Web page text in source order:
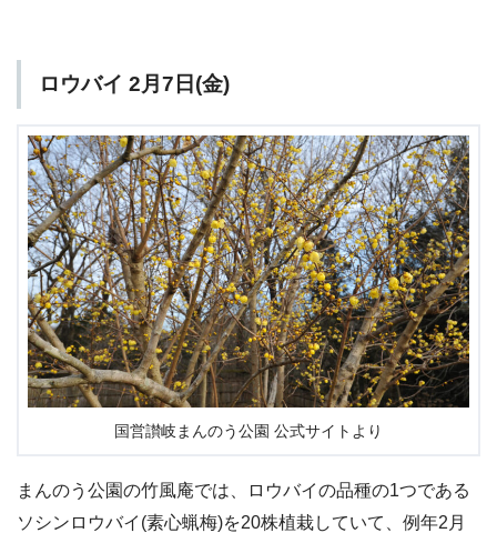
ロウバイ 2月7日(金)
国営讃岐まんのう公園 公式サイトより
まんのう公園の竹風庵では、ロウバイの品種の1つである
ソシンロウバイ(素心蝋梅)を20株植栽していて、例年2月